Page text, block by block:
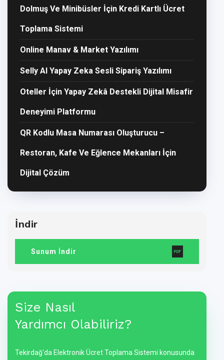
Dolmuş Ve Minibüsler İçin Kredi Kartlı Ücret
Toplama Sistemi
Online Manav & Market Yazılımı
Selly AI Yapay Zeka Sesli Sipariş Yazılımı
Oteller İçin Yapay Zekâ Destekli Dijital Misafir
Deneyimi Platformu
QR Kodlu Masa Numarası Oluşturucu –
Restoran, Kafe Ve Eğlence Mekanları İçin
Dijital Çözüm
İndir
Sunum İndir
Size Nasıl
Yardımcı Olabiliriz?
Tekirdağ'da Elektronik Ücret Toplama Sistemi konusunda